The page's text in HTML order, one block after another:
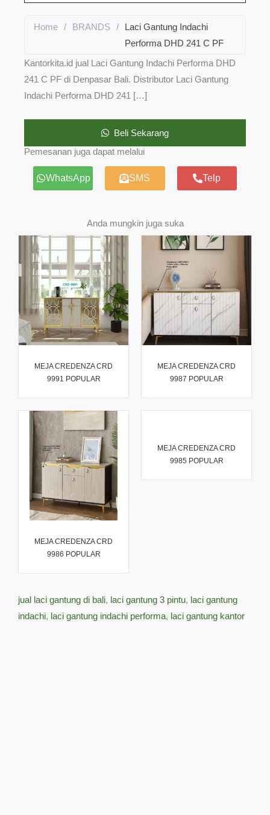
Home / BRANDS /
Laci Gantung Indachi
Performa DHD 241 C PF
Kantorkita.id jual Laci Gantung Indachi Performa DHD
241 C PF di Denpasar Bali. Distributor Laci Gantung
Indachi Performa DHD 241 […]
Beli Sekarang
Pemesanan juga dapat melalui
WhatsApp SMS Telp
Anda mungkin juga suka
MEJA CREDENZA CRD
9991 POPULAR
MEJA CREDENZA CRD
9987 POPULAR
MEJA CREDENZA CRD
9986 POPULAR
MEJA CREDENZA CRD
9985 POPULAR
jual laci gantung di bali, laci gantung 3 pintu, laci gantung
indachi, laci gantung indachi performa, laci gantung kantor